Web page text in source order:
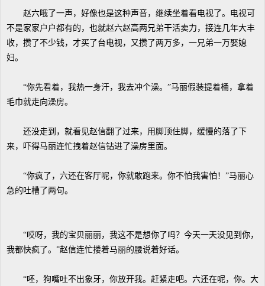
赵六哦了一声，好像也是这种声音，继续坐着看电视了。电视可
不是家家户户都有的，也就赵六赵高两兄弟干活卖力，接连几年大丰
收，攒了不少钱，才买了台电视，又攒了两万多，一兄弟一万娶媳
妇。
“你先看着，我热一身汗，我去冲个澡。”马丽假装提着桶，拿着
毛巾就走向澡房。
还没走到，就看见赵信翻了过来，用脚顶住脚，缓慢的落了下
来，吓得马丽连忙拽着赵信钻进了澡房里面。
“你疯了，六还在客厅呢，你就敢跑来。你不怕我害怕！”马丽心
急的吐槽了两句。
“哎呀，我的宝贝丽丽，我这不是想你了吗？今天一天没见到你，
我都快疯了。”赵信连忙搂着马丽的腰说着好话。
“呸，狗嘴吐不出象牙，你放开我。赶紧走吧。六还在呢，你。大